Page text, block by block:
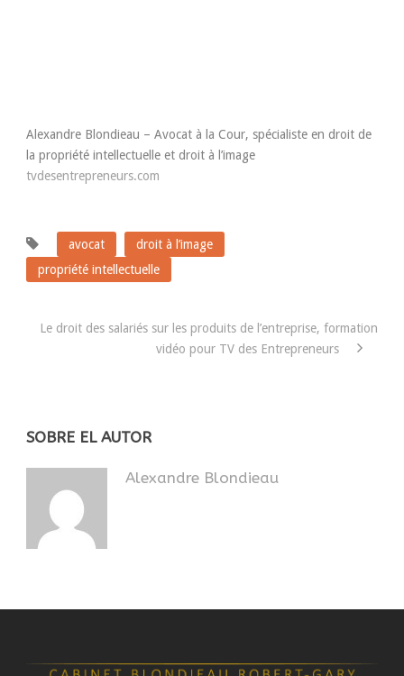
Alexandre Blondieau – Avocat à la Cour, spécialiste en droit de
la propriété intellectuelle et droit à l’image
tvdesentrepreneurs.com
avocat
droit à l’image
propriété intellectuelle
Le droit des salariés sur les produits de l’entreprise, formation
vidéo pour TV des Entrepreneurs
SOBRE EL AUTOR
Alexandre Blondieau